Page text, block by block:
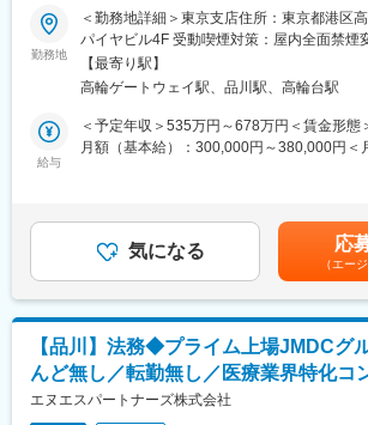
鑑定人は３つのオフィス合計で22名、20～
の幅広い年齢層が活躍しています。
■会社や求人の魅力：
害保険会社はもちろん、外資系や共済から
り、少額短期保険など新たな取引先からの
・資格取得支援、資格手当支給、入社後の
アップ支援など、損害保険登録鑑定人とし
けるような体制を整えています。
変更の範囲：会社の定める業務
～介護・福祉分野に特化した製品開発を主
介護記録システムの構築を実現した当社の
して以下の業務をお任せします～
■業務内容：
自社開発システム「CAREKARTE（ケアカ
ベース作成、問い合わせ対応をご担当いた
るとメールで通知が届き、障害ごとに対応
※レスポンスが遅いなどに対してデータベー
■組織構成：
責任者1名、リーダー1名、メンバー3名（実
ています。
勤務地
＜勤務地詳細＞東京支店住所：東京都港区
パイヤビル4F 受動喫煙対策：屋内全面禁煙
める事業所
【最寄り駅】
高輪ゲートウェイ駅、品川駅、高輪台駅
給与
＜予定年収＞535万円～678万円＜賃金形態
月額（基本給）：300,000円～380,000円＜
当や住宅手当の支給対象であれば、上記年
ます。賃金はあくまでも目安の金額であり
る可能性があります。月給(月額)は固定手当
気になる 応
（エー
【品川】法務◆プライム上場JMDCグ
んど無し／転勤無し／医療業界特化
エヌエスパートナーズ株式会社